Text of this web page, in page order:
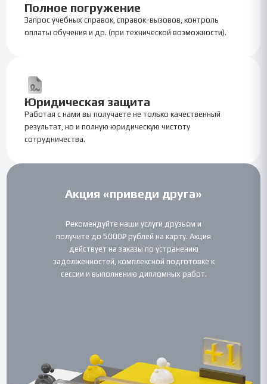
Полное погружение
Запрос учебных справок, справок-вызовов, контроль
оплаты обучения и др. (при технической возможности).
Юридическая защита
Работая с нами вы получаете не только качественный
результат, но и полную юридическую чистоту
сотрудничества.
Акция «приведи друга»
Рекомендуйте наши услуги друзьям и
получите до 5000₽ рублей на карту. Акция
действует на заказы по устранению
задолженностей, комплексной подготовке к
сессии и выполнению дипломных работ.